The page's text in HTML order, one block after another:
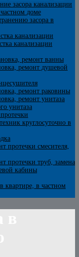
засора канализации
доме
засора в
канализации
канализации
ремонт ванны
ремонт душевой
ремонт раковины
ремонт унитаза
унитаза
круглосуточно в
протечки смесителя,
протечки труб, замена
кабины
квартире, в частном